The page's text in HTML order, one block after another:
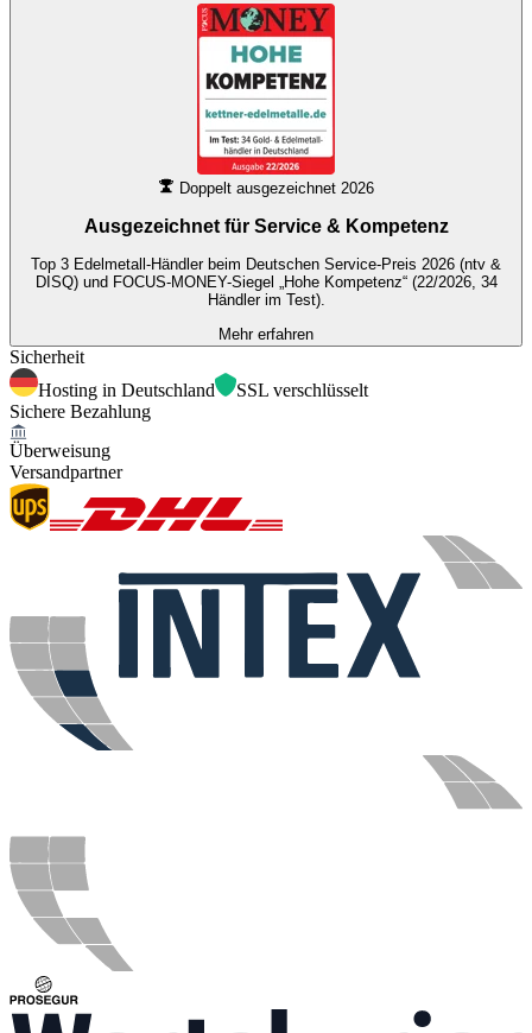
Doppelt ausgezeichnet 2026
Ausgezeichnet für Service & Kompetenz
Top 3 Edelmetall-Händler beim Deutschen Service-Preis 2026 (ntv &
DISQ) und FOCUS-MONEY-Siegel „Hohe Kompetenz“ (22/2026, 34
Händler im Test).
Mehr erfahren
Sicherheit
Hosting in Deutschland
SSL verschlüsselt
Sichere Bezahlung
Überweisung
Versandpartner